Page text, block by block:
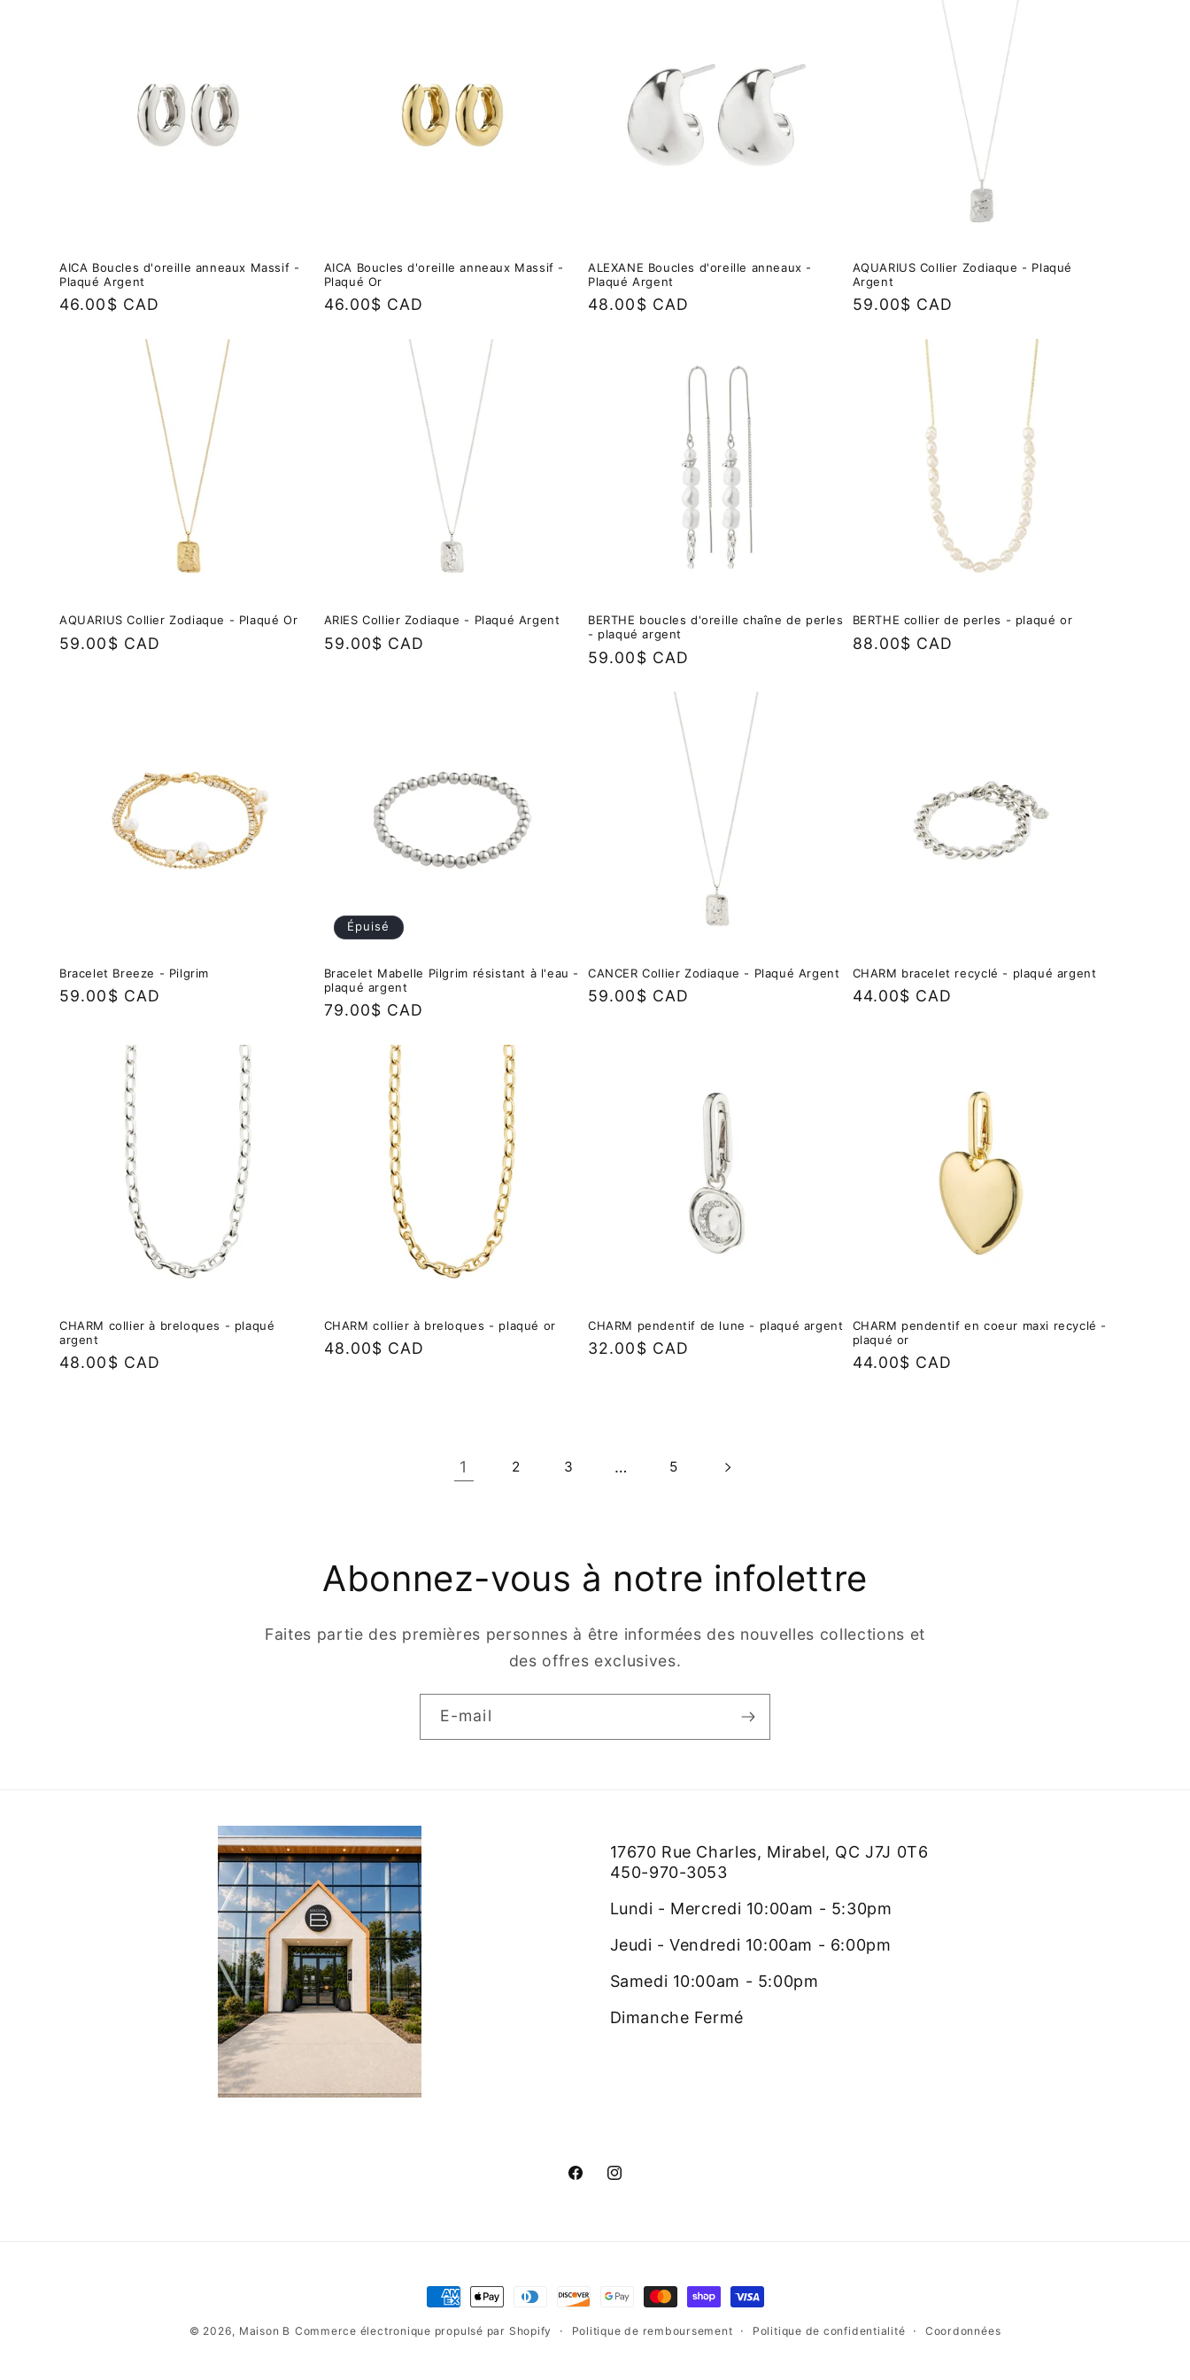
AICA Boucles d'oreille anneaux Massif -
Plaqué Argent
Prix
46.00$ CAD
AICA Boucles d'oreille anneaux Massif -
Plaqué Or
Prix
46.00$ CAD
ALEXANE Boucles d'oreille anneaux -
Plaqué Argent
Prix
48.00$ CAD
AQUARIUS Collier Zodiaque - Plaqué
Argent
Prix
59.00$ CAD
AQUARIUS Collier Zodiaque - Plaqué Or
Prix
59.00$ CAD
ARIES Collier Zodiaque - Plaqué Argent
Prix
59.00$ CAD
BERTHE boucles d'oreille chaîne de perles
- plaqué argent
Prix
59.00$ CAD
BERTHE collier de perles - plaqué or
Prix
88.00$ CAD
Bracelet Breeze - Pilgrim
Prix
59.00$ CAD
Épuisé
Bracelet Mabelle Pilgrim résistant à l'eau -
plaqué argent
Prix
79.00$ CAD
CANCER Collier Zodiaque - Plaqué Argent
Prix
59.00$ CAD
CHARM bracelet recyclé - plaqué argent
Prix
44.00$ CAD
CHARM collier à breloques - plaqué
argent
Prix
48.00$ CAD
CHARM collier à breloques - plaqué or
Prix
48.00$ CAD
CHARM pendentif de lune - plaqué argent
Prix
32.00$ CAD
CHARM pendentif en coeur maxi recyclé -
plaqué or
Prix
44.00$ CAD
1 2 3 … 5
Abonnez-vous à notre infolettre
Faites partie des premières personnes à être informées des nouvelles collections et
des offres exclusives.
E-mail
17670 Rue Charles, Mirabel, QC J7J 0T6
450-970-3053
Lundi - Mercredi 10:00am - 5:30pm
Jeudi - Vendredi 10:00am - 6:00pm
Samedi 10:00am - 5:00pm
Dimanche Fermé
FacebookInstagram
Moyens
de
© 2026, Maison B Commerce électronique propulsé par Shopify Politique de remboursement Politique de confidentialité Coordonnées